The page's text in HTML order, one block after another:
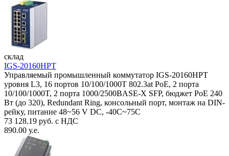
склад
IGS-20160HPT
Управляемый промышленный коммутатор IGS-20160HPT
уровня L3, 16 портов 10/100/1000T 802.3at PoE, 2 порта
10/100/1000T, 2 порта 1000/2500BASE-X SFP, бюджет PoE 240
Вт (до 320), Redundant Ring, консольный порт, монтаж на DIN-
рейку, питание 48~56 V DC, -40С~75C
73 128.19 руб. с НДС
890.00 у.е.